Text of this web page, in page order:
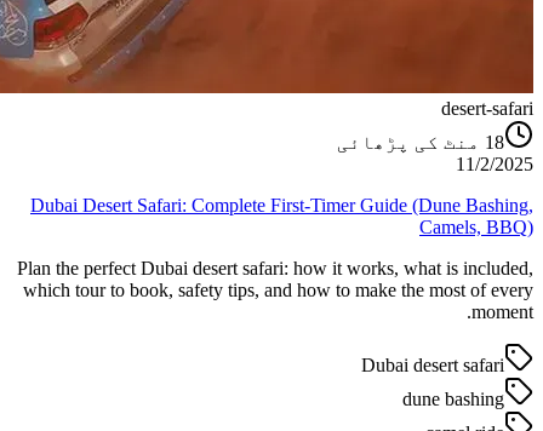
desert-safari
18 منٹ کی پڑھائی
11/2/2025
Dubai Desert Safari: Complete First-Timer Guide (Dune Bashing,
Camels, BBQ)
Plan the perfect Dubai desert safari: how it works, what is included,
which tour to book, safety tips, and how to make the most of every
moment.
Dubai desert safari
dune bashing